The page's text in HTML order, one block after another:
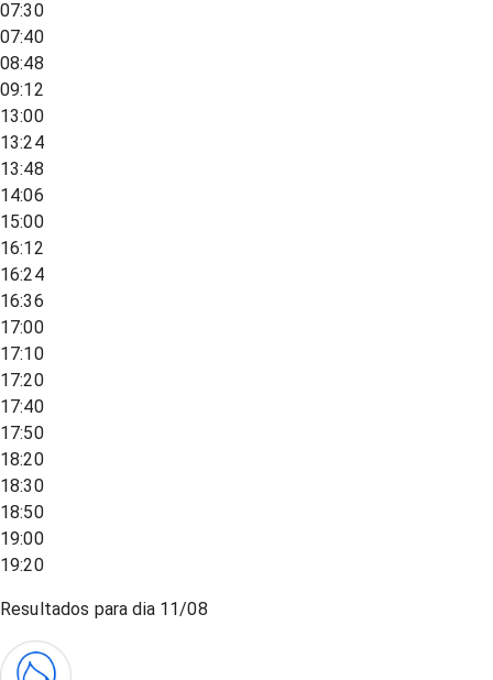
07:30
07:40
08:48
09:12
13:00
13:24
13:48
14:06
15:00
16:12
16:24
16:36
17:00
17:10
17:20
17:40
17:50
18:20
18:30
18:50
19:00
19:20
Resultados para dia 11/08